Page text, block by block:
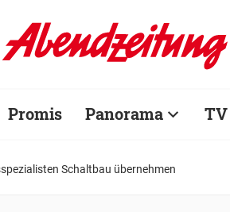
Promis Panorama TV
Schaltbau übernehmen